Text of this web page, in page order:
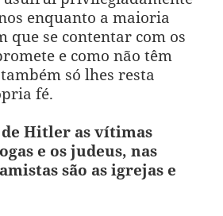
enquanto a maioria
que se contentar com os
e como não têm
só lhes resta
fé.
Hitler as vítimas
e os judeus, nas
são as igrejas e